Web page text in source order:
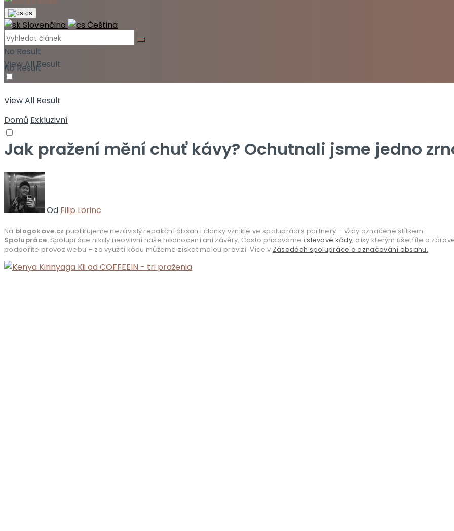
No Result
View All Result
cs
Slovenčina Čeština
No Result
View All Result
Domů Exkluzivní
Jak pražení mění chuť kávy? Ochutnali jsme jedno
Od Filip Lörinc
Na blogokave.cz publikujeme nezávislý redakční obsah i články vzniklé ve spolupráci s partnery – vždy označené štítkem
Spolupráce. Spolupráce nikdy neovlivní naše hodnocení ani závěry. Často přidáváme islevové kódy, díky kterým ušetříte a
podpoříte provoz webu – za využití kódu můžeme získat malou provizi. Více v Zásadách spolupráce a označování obsahu.